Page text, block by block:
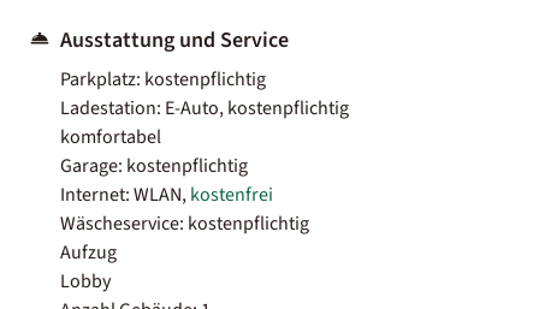
Ausstattung und Service
Parkplatz: kostenpflichtig
Ladestation: E-Auto, kostenpflichtig
komfortabel
Garage: kostenpflichtig
Internet: WLAN,kostenfrei
Wäscheservice: kostenpflichtig
Aufzug
Lobby